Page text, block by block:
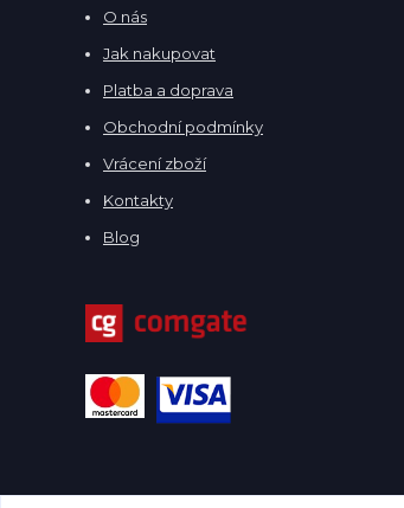
O nás
Jak nakupovat
Platba a doprava
Obchodní podmínky
Vrácení zboží
Kontakty
Blog